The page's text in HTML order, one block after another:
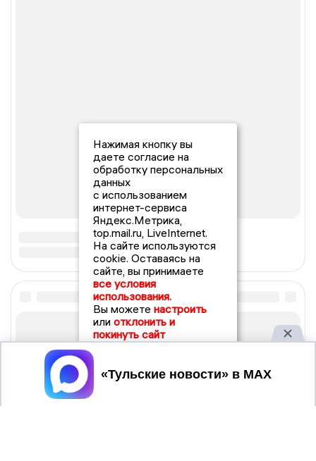
Нажимая кнопку вы
даете согласие на
обработку персональных
данных
с использованием
интернет-сервиса
Яндекс.Метрика,
top.mail.ru, LiveInternet.
На сайте используются
cookie. Оставаясь на
сайте, вы принимаете
все условия
использования.
Вы можете настроить
или отклонить и
покинуть сайт
Принять